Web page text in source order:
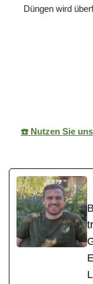
Düngen wird
☎️ Nutzen Sie